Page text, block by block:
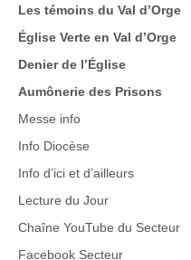
Les témoins du Val d’Orge
Église Verte en Val d’Orge
Denier de l’Église
Aumônerie des Prisons
Messe info
Info Diocèse
Info d’ici et d’ailleurs
Lecture du Jour
Chaîne YouTube du Secteur
Facebook Secteur